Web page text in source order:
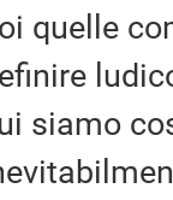
quelle
siamo